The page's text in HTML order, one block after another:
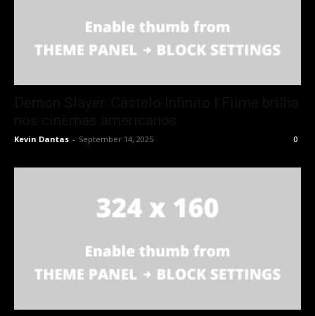
Kevin Dantas - September 14, 2025 0